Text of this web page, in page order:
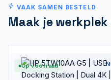
VAAK SAMEN BESTELD
Maak je werkplek
Op voorraad